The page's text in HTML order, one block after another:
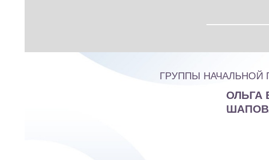
ОЛЬГА
ГРУППЫ НАЧАЛЬНОЙ